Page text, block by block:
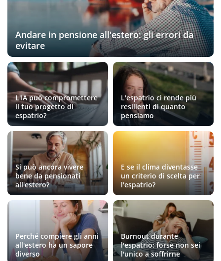
Andare in pensione all'estero: gli errori da
evitare
L'IA può compromettere
il tuo progetto di
espatrio?
L'espatrio ci rende più
resilienti di quanto
pensiamo
Si può ancora vivere
bene da pensionati
all'estero?
E se il clima diventasse
un criterio di scelta per
l'espatrio?
Perché compiere gli anni
all'estero ha un sapore
diverso
Burnout durante
l'espatrio: forse non sei
l'unico a soffrirne